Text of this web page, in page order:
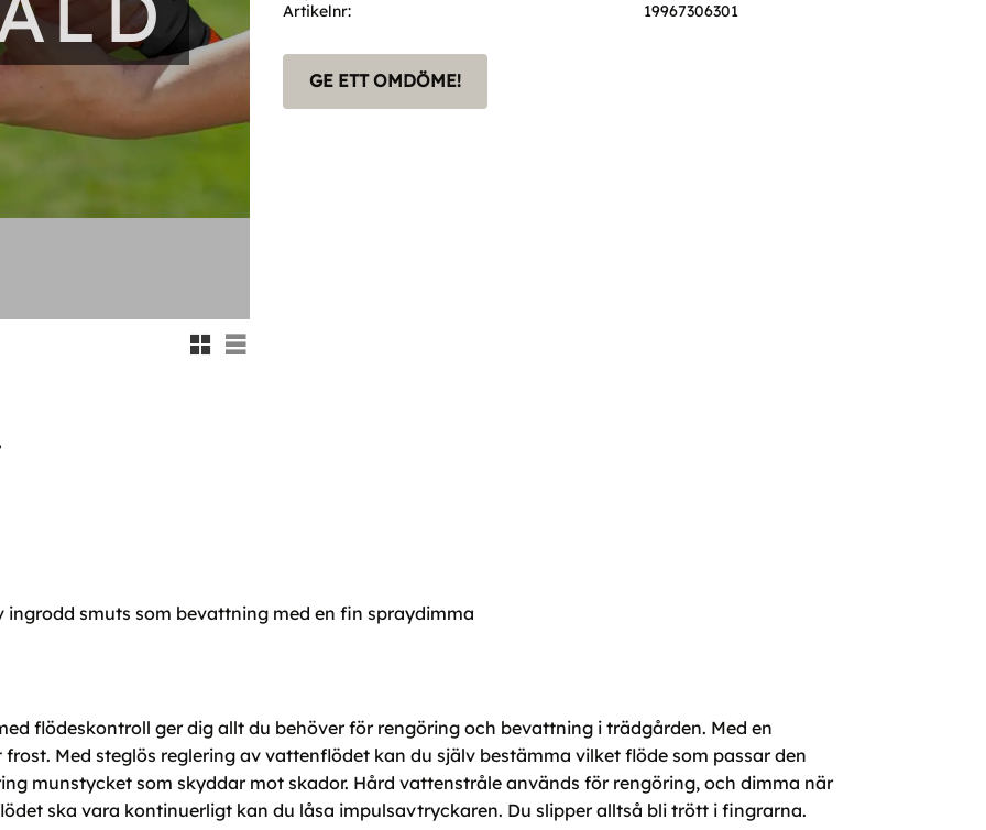
Rutnätsvy
Listvy
Artikelnr
19967306301
GE ETT OMDÖME!
smuts som bevattning med en fin spraydimma
flödeskontroll ger dig allt du behöver för rengöring och bevattning i trädgården. Med en
Med steglös reglering av vattenflödet kan du själv bestämma vilket flöde som passar den
munstycket som skyddar mot skador. Hård vattenstråle används för rengöring, och dimma när
ska vara kontinuerligt kan du låsa impulsavtryckaren. Du slipper alltså bli trött i fingrarna.